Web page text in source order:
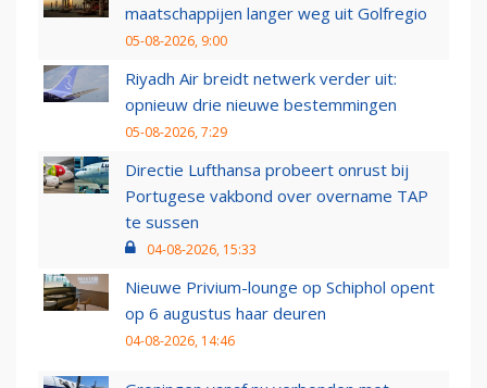
maatschappijen langer weg uit Golfregio
05-08-2026, 9:00
Riyadh Air breidt netwerk verder uit:
opnieuw drie nieuwe bestemmingen
05-08-2026, 7:29
Directie Lufthansa probeert onrust bij
Portugese vakbond over overname TAP
te sussen
04-08-2026, 15:33
Nieuwe Privium-lounge op Schiphol opent
op 6 augustus haar deuren
04-08-2026, 14:46